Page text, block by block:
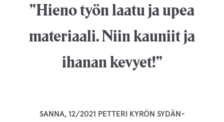
”Hieno työn laatu ja upea
materiaali. Niin kauniit ja
ihanan kevyet!”
SANNA, 12/2021 PETTERI KYRÖN SYDÄN-